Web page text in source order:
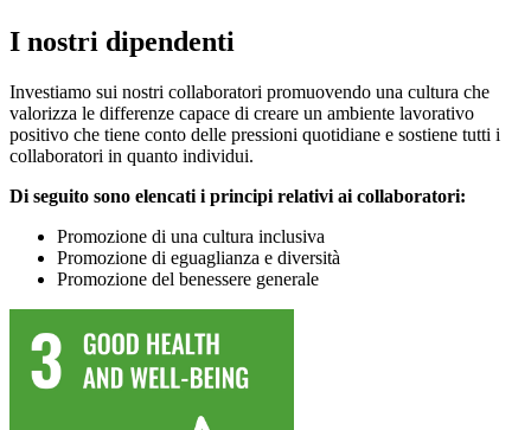
I nostri dipendenti
Investiamo sui nostri collaboratori promuovendo una cultura che
valorizza le differenze capace di creare un ambiente lavorativo
positivo che tiene conto delle pressioni quotidiane e sostiene tutti i
collaboratori in quanto individui.
Di seguito sono elencati i principi relativi ai collaboratori:
Promozione di una cultura inclusiva
Promozione di eguaglianza e diversità
Promozione del benessere generale